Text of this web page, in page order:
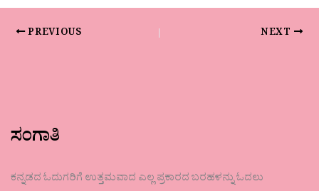
PREVIOUS NEXT
ಸಂಗಾತಿ
ಕನ್ನಡದ ಓದುಗರಿಗೆ ಉತ್ತಮವಾದ ಎಲ್ಲ ಪ್ರಕಾರದ ಬರಹಳನ್ನು ಓದಲು